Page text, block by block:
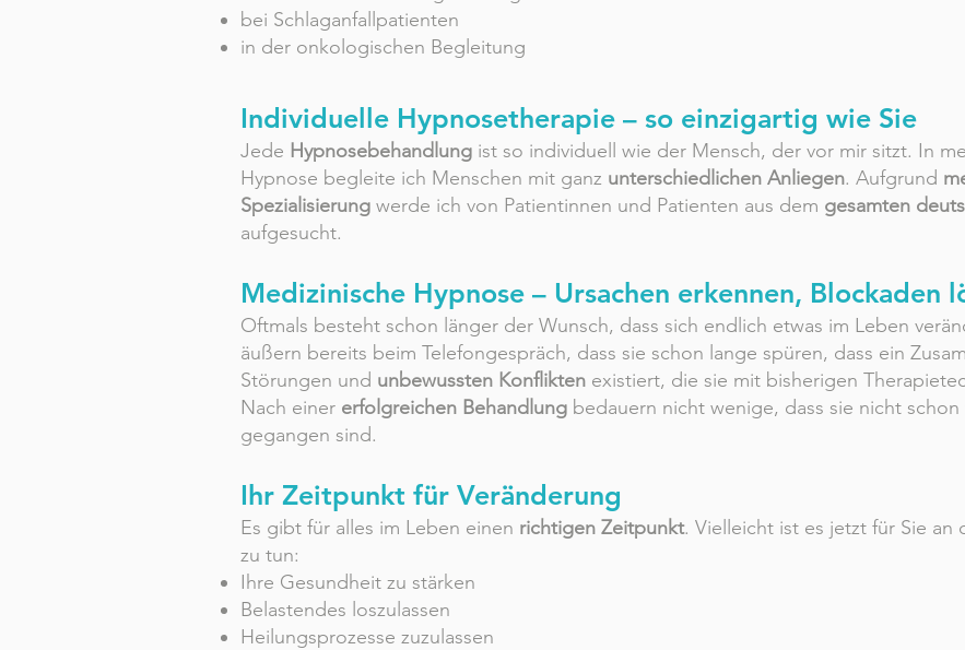
bei Schlaganfallpatienten
in der onkologischen Begleitung
Individuelle Hypnosetherapie – so einzigartig wie Sie
Jede Hypnosebehandlung ist so individuell wie der Mensch, der vor mir sitzt. In
Hypnose begleite ich Menschen mit ganz unterschiedlichen Anliegen. Aufgrund
Spezialisierung werde ich von Patientinnen und Patienten aus dem gesamten
aufgesucht.
Medizinische Hypnose – Ursachen erkennen, Blockaden
Oftmals besteht schon länger der Wunsch, dass sich endlich etwas im Leben
äußern bereits beim Telefongespräch, dass sie schon lange spüren, dass ein
Störungen und unbewussten Konflikten existiert, die sie mit bisherigen
Nach einer erfolgreichen Behandlung bedauern nicht wenige, dass sie nicht
gegangen sind.
Ihr Zeitpunkt für Veränderung
Es gibt für alles im Leben einen richtigen Zeitpunkt. Vielleicht ist es jetzt für Sie an
zu tun:
Ihre Gesundheit zu stärken
Belastendes loszulassen
Heilungsprozesse zuzulassen